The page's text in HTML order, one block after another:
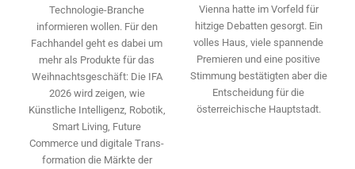
Technologie-­Branche
informieren wollen. Für den
Fachhandel geht es dabei um
mehr als Produkte für das
Weihnachtsgeschäft: Die IFA
2026 wird ­zeigen, wie
Künstliche Intelligenz, Robotik,
Smart Living, Future
Commerce und digitale Trans­
formation die Märkte der
Vienna hatte im Vorfeld für
hitzige Debatten gesorgt. Ein
volles Haus, viele spannende
Premieren und eine positive
Stimmung bestätigten aber die
Entscheidung für die
österreichische Hauptstadt.